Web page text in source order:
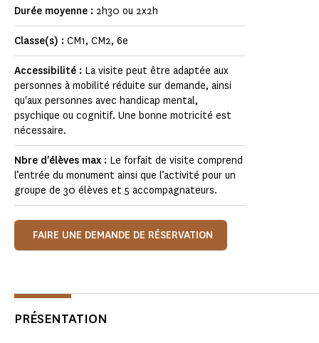
Durée moyenne : 2h30 ou 2x2h
Classe(s) : CM1, CM2, 6e
Accessibilité : La visite peut être adaptée aux
personnes à mobilité réduite sur demande, ainsi
qu'aux personnes avec handicap mental,
psychique ou cognitif. Une bonne motricité est
nécessaire.
Nbre d'élèves max : Le forfait de visite comprend
l’entrée du monument ainsi que l’activité pour un
groupe de 30 élèves et 5 accompagnateurs.
FAIRE UNE DEMANDE DE RÉSERVATION
PRÉSENTATION